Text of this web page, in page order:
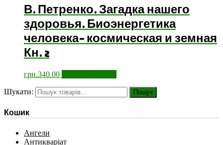
В. Петренко. Загадка нашего
здоровья. Биоэнергетика
человека- космическая и земная
Кн. 2
грн.340.00
Шукати: Пошук
Кошик
Ангели
Антикваріат